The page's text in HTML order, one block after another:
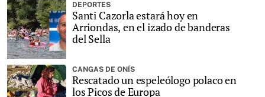
DEPORTES
Santi Cazorla estará hoy en
Arriondas, en el izado de banderas
del Sella
CANGAS DE ONÍS
Rescatado un espeleólogo polaco en
los Picos de Europa